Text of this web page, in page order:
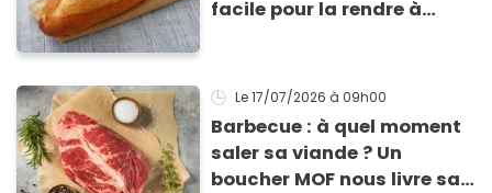
facile pour la rendre à
Le 17/07/2026 à 09h00
Barbecue : à quel moment
saler sa viande ? Un
boucher MOF nous livre sa